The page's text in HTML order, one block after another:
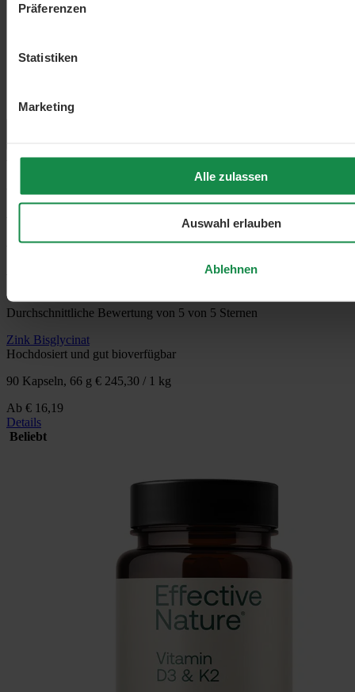
Präferenzen
Statistiken
Marketing
Alle zulassen
Auswahl erlauben
Ablehnen
Durchschnittliche Bewertung von 5 von 5 Sternen
Zink Bisglycinat
Hochdosiert und gut bioverfügbar
90 Kapseln, 66 g € 245,30 / 1 kg
Ab € 16,19
Details
Beliebt